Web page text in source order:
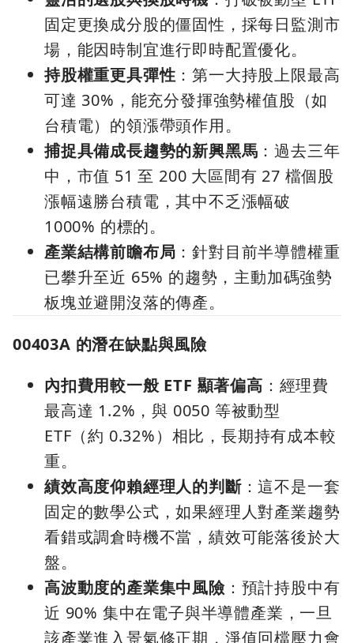
固定更換成分股的僵固性，採每日監測市
場，能因時制宜進行即時配置優化。
持股權重更具彈性 ：第一大持股上限最高
可達 30%，能充分發揮強勢權值股（如
台積電）的領漲帶頭作用。
捕捉具備成長趨勢的新興黑馬 ：過去三年
中，市值 51 至 200 大區間有 27 檔個股
漲幅遠勝台積電，其中不乏漲幅破
1000% 的標的。
產業結構前瞻布局 ：針對目前半導體權重
已攀升至近 65% 的趨勢，主動加碼強勢
板塊並避開沒落的傳產。
00403A 的潛在缺點與風險
內扣費用較一般 ETF 顯著偏高 ：經理費
最高達 1.2%，與 0050 等被動型
ETF（約 0.32%）相比，長期持有成本較
重。
績效高度仰賴經理人的判斷：這不是一套
固定的數學公式，如果經理人對產業趨勢
看錯或調倉時機不當，績效可能落後於大
盤。
高波動度的產業集中風險：預計持股中有
近 90% 集中在電子與半導體產業，一旦
該產業進入景氣修正期，淨值回檔壓力會